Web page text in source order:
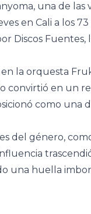
una de las
en Cali a los
Discos Fuentes,
la orquesta
convirtió en un
como una
del género,
una huella